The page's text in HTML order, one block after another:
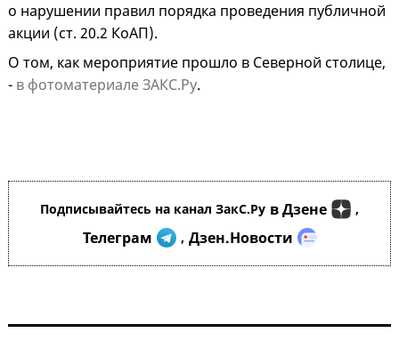
о нарушении правил порядка проведения публичной
акции (ст. 20.2 КоАП).
О том, как мероприятие прошло в Северной столице,
- в фотоматериале ЗАКС.Ру.
Подписывайтесь на канал ЗакС.Ру в Дзене ,
Телеграм , Дзен.Новости